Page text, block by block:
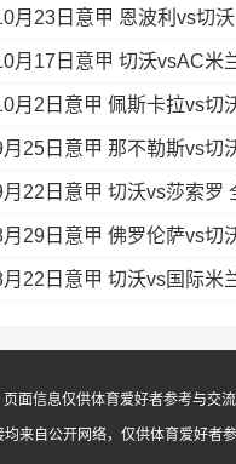
月23日意甲 恩波利vs切
月17日意甲 切沃vsAC米
月2日意甲 佩斯卡拉vs切
月25日意甲 那不勒斯vs切
月22日意甲 切沃vs莎索罗
月29日意甲 佛罗伦萨vs切
月22日意甲 切沃vs国际米
面信息仅供体育爱好者参考与交流
来自公开网络，仅供体育爱好者参